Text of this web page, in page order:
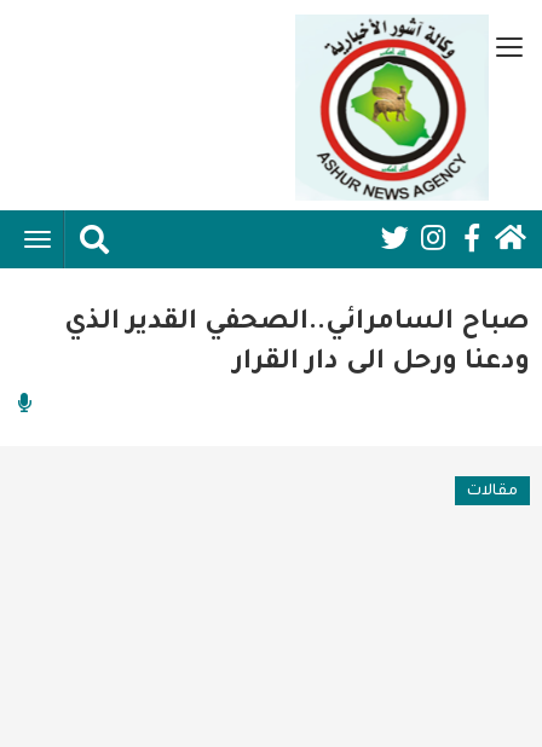
إلى
Social
Media:
Header
صباح السامرائي..الصحفي القدير الذي
ودعنا ورحل الى دار القرار
مقالات
قائمة
جانبية
الرئيسية
اقتصاد واعمال